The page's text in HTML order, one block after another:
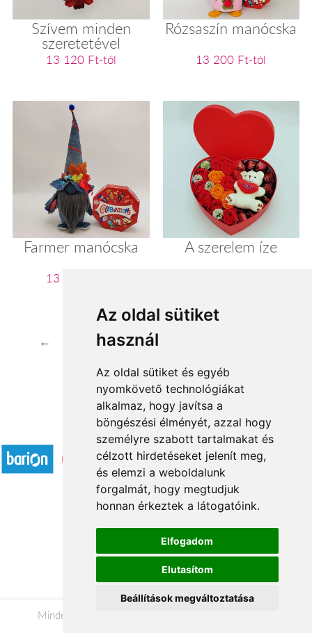
Az oldal sütiket
használ
Az oldal sütiket és egyéb
nyomkövető technológiákat
alkalmaz, hogy javítsa a
böngészési élményét, azzal hogy
személyre szabott tartalmakat és
célzott hirdetéseket jelenít meg,
és elemzi a weboldalunk
forgalmát, hogy megtudjuk
honnan érkeztek a látogatóink.
Elfogadom
Elutasítom
Beállítások megváltoztatása
Szívem minden
szeretetével
13 120 Ft-tól
Rózsaszín manócska
13 200 Ft-tól
Farmer manócska
13 440 Ft-tól
A szerelem íze
← 3 4 5
Elfogadott fizetési módok
Á.SZ.F.
Impresszum
Adatkezelési tájékoztató
Minden jog fenntartva © 2026 |